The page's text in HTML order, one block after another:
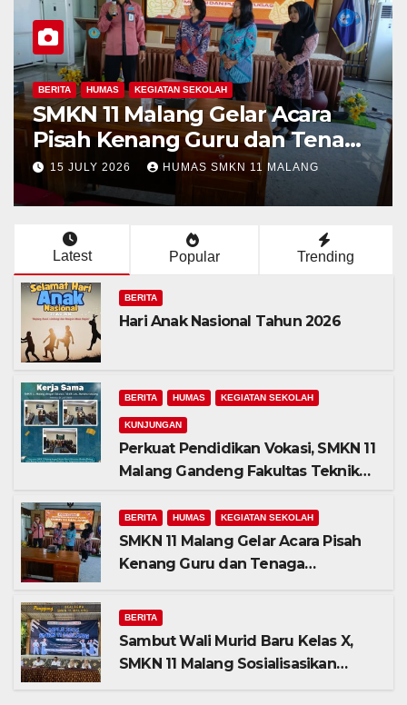
BERITA
Sambut Wali Murid Baru
X, SMKN 11 Malang
Sosialisasikan Komitmen
Ramah”
9 JULY 2026 HUMAS SMKN 11 MALANG
Latest Popular Trending
BERITA
Hari Anak Nasional Tahun 2026
BERITA HUMAS KEGIATAN SEKOLAH
KUNJUNGAN
Perkuat Pendidikan Vokasi, SMKN 11
Malang Gandeng Fakultas Teknik
Program Kolaboratif
BERITA HUMAS KEGIATAN SEKOLAH
SMKN 11 Malang Gelar Acara Pisah
Kenang Guru dan Tenaga
dan Mutasi Tugas
BERITA
Sambut Wali Murid Baru Kelas X,
SMKN 11 Malang Sosialisasikan